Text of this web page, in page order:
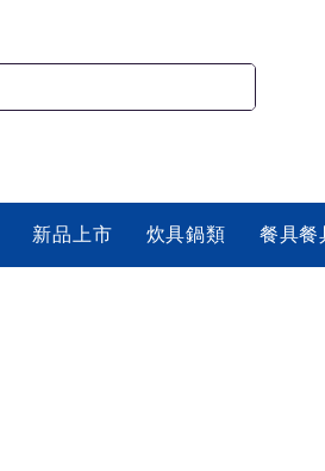
新品上市 炊具鍋類 餐具餐